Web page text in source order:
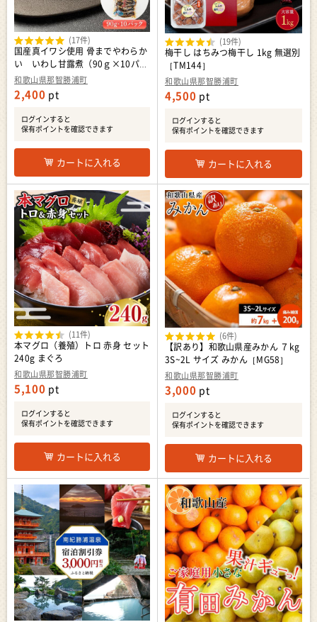
和歌山県那智勝浦町
国産真イワシ使用 骨までやわらか
い いわし甘露煮（90ｇ×10パッ
クセット）
(17件)
2,400 pt
ログインすると
保有ポイントを確認できます
カートに入れる
和歌山県那智勝浦町
梅干し はちみつ梅干し 1kg 無選別
［TM144］
(19件)
4,500 pt
ログインすると
保有ポイントを確認できます
カートに入れる
和歌山県那智勝浦町
本マグロ（養殖）トロ 赤身 セット
240g まぐろ
(11件)
5,100 pt
ログインすると
保有ポイントを確認できます
カートに入れる
和歌山県那智勝浦町
【訳あり】和歌山県産みかん ７kg
3S~2L サイズ みかん［MG58］
(6件)
3,000 pt
ログインすると
保有ポイントを確認できます
カートに入れる